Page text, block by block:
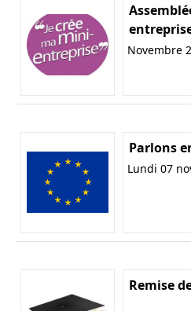
Novembre
Parlons
Lundi 07
Remise